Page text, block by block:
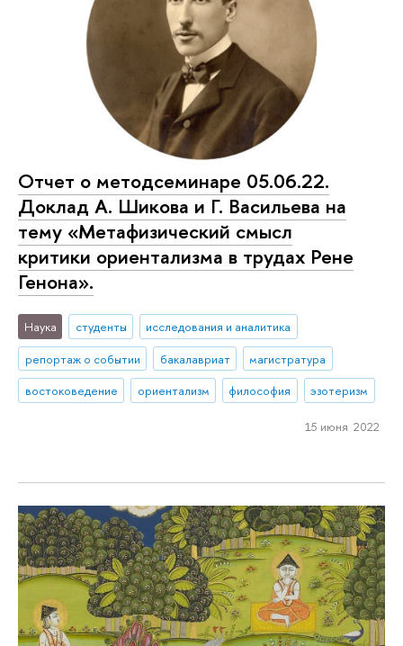
Отчет о методсеминаре 05.06.22.
Доклад А. Шикова и Г. Васильева на
тему «Метафизический смысл
критики ориентализма в трудах Рене
Генона».
Наука студенты
исследования и аналитика
репортаж о событии
бакалавриат
магистратура
востоковедение
ориентализм философия эзотеризм
15 июня 2022